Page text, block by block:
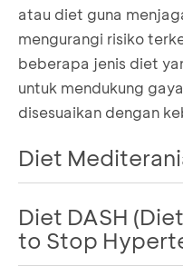
atau diet guna
mengurangi risiko
beberapa jenis diet
untuk mendukung
disesuaikan dengan
Diet
Diet Mediterania
mengutamakan
seperti buah,
Diet DASH
to Stop